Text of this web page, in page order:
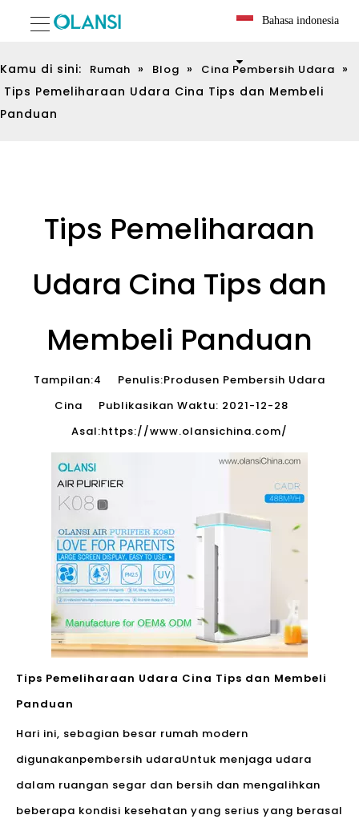
Bahasa indonesia
Kamu di sini: Rumah » Blog » Cina Pembersih Udara »
Tips Pemeliharaan Udara Cina Tips dan Membeli
Panduan
Tips Pemeliharaan
Udara Cina Tips dan
Membeli Panduan
Tampilan:4
Penulis:Produsen Pembersih Udara
Cina Publikasikan Waktu: 2021-12-28
Asal:https://www.olansichina.com/
Tips Pemeliharaan Udara Cina Tips dan Membeli
Panduan
Hari ini, sebagian besar rumah modern
digunakanpembersih udaraUntuk menjaga udara
dalam ruangan segar dan bersih dan mengalihkan
beberapa kondisi kesehatan yang serius yang berasal